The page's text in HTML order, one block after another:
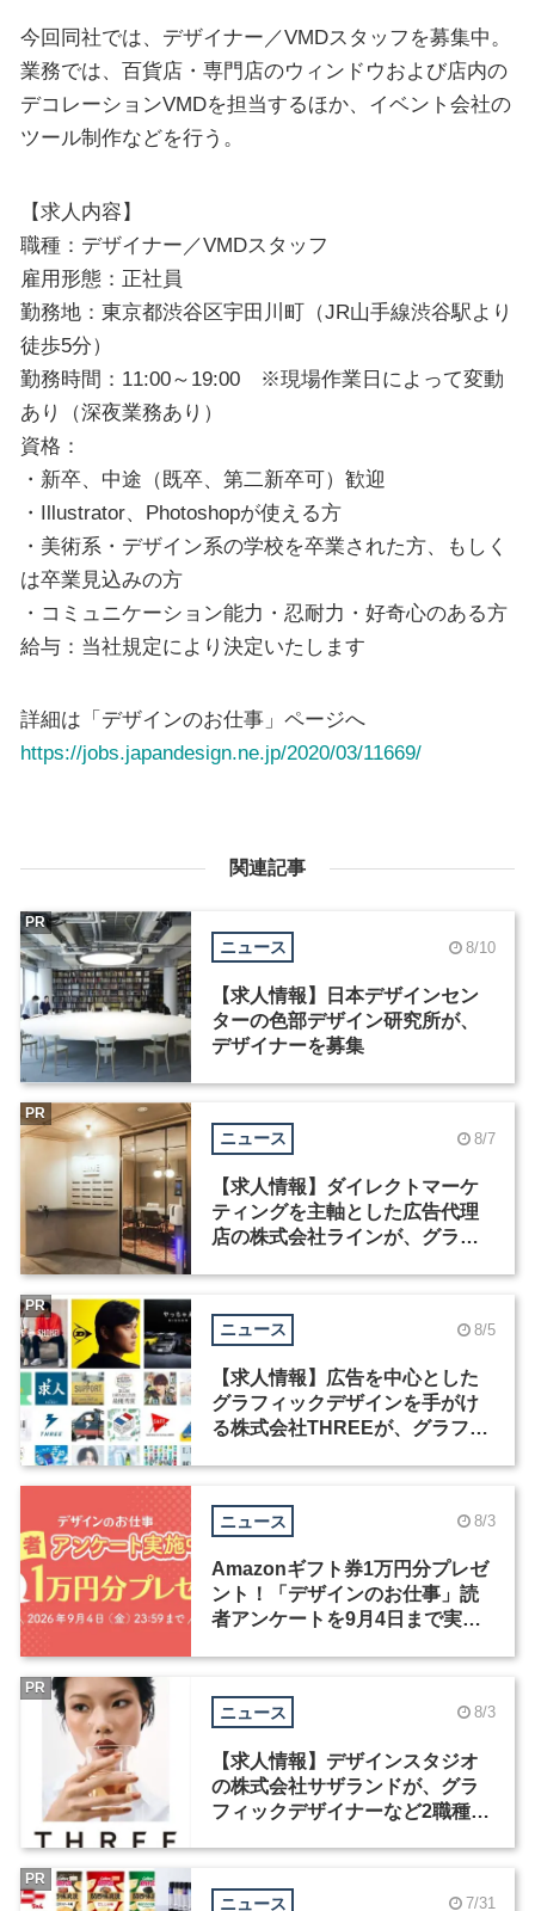
今回同社では、デザイナー／VMDスタッフを募集中。
業務では、百貨店・専門店のウィンドウおよび店内の
デコレーションVMDを担当するほか、イベント会社の
ツール制作などを行う。
【求人内容】
職種：デザイナー／VMDスタッフ
雇用形態：正社員
勤務地：東京都渋谷区宇田川町（JR山手線渋谷駅より
徒歩5分）
勤務時間：11:00～19:00 ※現場作業日によって変動
あり（深夜業務あり）
資格：
・新卒、中途（既卒、第二新卒可）歓迎
・Illustrator、Photoshopが使える方
・美術系・デザイン系の学校を卒業された方、もしく
は卒業見込みの方
・コミュニケーション能力・忍耐力・好奇心のある方
給与：当社規定により決定いたします
詳細は「デザインのお仕事」ページへ
https://jobs.japandesign.ne.jp/2020/03/11669/
関連記事
ニュース 8/10
【求人情報】日本デザインセン
ターの色部デザイン研究所が、
デザイナーを募集
PR
ニュース 8/7
【求人情報】ダイレクトマーケ
ティングを主軸とした広告代理
店の株式会社ラインが、グラフ
PR
ニュース 8/5
【求人情報】広告を中心とした
グラフィックデザインを手がけ
る株式会社THREEが、グラフィ
PR
ニュース 8/3
Amazonギフト券1万円分プレゼ
ント！「デザインのお仕事」読
者アンケートを9月4日まで実施
ニュース 8/3
【求人情報】デザインスタジオ
の株式会社サザランドが、グラ
フィックデザイナーなど2職種を
PR
ニュース 7/31
PR